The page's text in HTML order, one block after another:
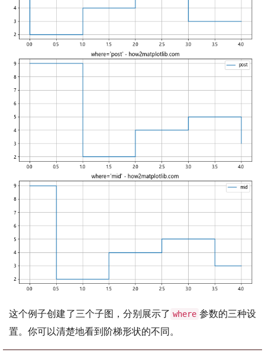
这个例子创建了三个子图，分别展示了 where 参数的三种设
置。你可以清楚地看到阶梯形状的不同。